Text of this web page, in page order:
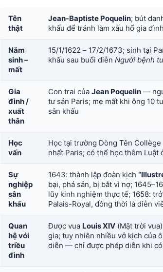
Tên
thật
Jean-Baptiste Poquelin; bút
khấu để tránh làm xấu hổ gia
Năm
sinh –
mất
15/1/1622 – 17/2/1673; sinh tại
khấu sau buổi diễn Người bệnh
Gia
đình /
xuất
thân
Con trai của Jean Poquelin —
tư sản Paris; mẹ mất khi ông 10
sân khấu
Học
vấn
Học tại trường Dòng Tên
nhất Paris; có thể học thêm
Sự
nghiệp
sân
khấu
1643: thành lập đoàn kịch
bại, phá sản, bị bắt vì nợ;
lũy kinh nghiệm thực tế; 1658:
Palais-Royal, đồng thời là diễn
Quan
hệ với
triều
đình
Được vua Louis XIV (Mặt trời
gia; tuy nhiên nhiều vở kịch của
diễn — chỉ được phép diễn khi